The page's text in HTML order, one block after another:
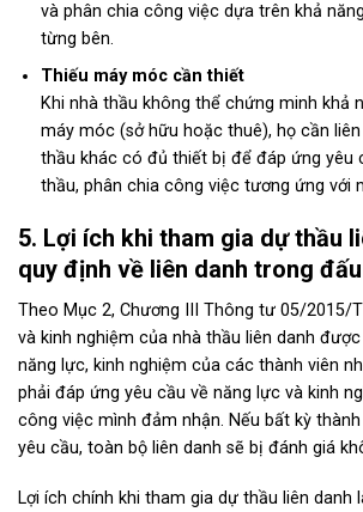
và phân chia công việc dựa trên khả
từng bên.
Thiếu máy móc cần thiết
Khi nhà thầu không thể chứng minh khả
máy móc (sở hữu hoặc thuê), họ cần
thầu khác có đủ thiết bị để đáp ứng yêu
thầu, phân chia công việc tương ứng với
5. Lợi ích khi tham gia dự thầu
quy định về liên danh trong
Theo Mục 2, Chương III Thông tư 05/2015/
và kinh nghiệm của nhà thầu liên danh
năng lực, kinh nghiệm của các thành viên
phải đáp ứng yêu cầu về năng lực và kinh
công việc mình đảm nhận. Nếu bất kỳ
yêu cầu, toàn bộ liên danh sẽ bị đánh giá
Lợi ích chính khi tham gia dự thầu liên danh